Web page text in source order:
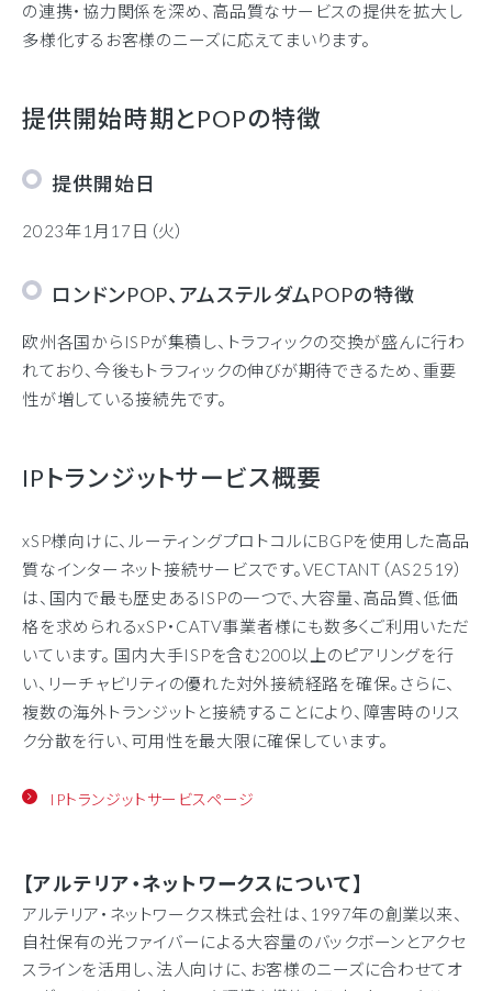
の連携・協力関係を深め、高品質なサービスの提供を拡大し
多様化するお客様のニーズに応えてまいります。
提供開始時期とPOPの特徴
提供開始日
2023年1月17日（火）
ロンドンPOP、アムステルダムPOPの特徴
欧州各国からISPが集積し、トラフィックの交換が盛んに行わ
れており、今後もトラフィックの伸びが期待できるため、重要
性が増している接続先です。
IPトランジットサービス概要
xSP様向けに、ルーティングプロトコルにBGPを使用した高品
質なインターネット接続サービスです。VECTANT（AS2519）
は、国内で最も歴史あるISPの一つで、大容量、高品質、低価
格を求められるxSP・CATV事業者様にも数多くご利用いただ
いています。 国内大手ISPを含む200以上のピアリングを行
い、リーチャビリティの優れた対外接続経路を確保。さらに、
複数の海外トランジットと接続することにより、障害時のリス
ク分散を行い、可用性を最大限に確保しています。
IPトランジットサービスページ
【アルテリア・ネットワークスについて】
アルテリア・ネットワークス株式会社は、1997年の創業以来、
自社保有の光ファイバーによる大容量のバックボーンとアクセ
スラインを活用し、法人向けに、お客様のニーズに合わせてオ